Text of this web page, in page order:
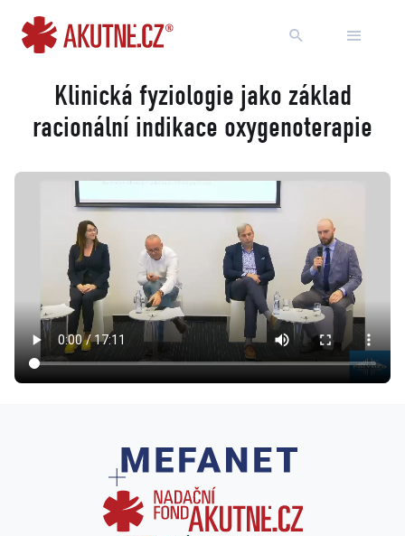
Klinická fyziologie jako základ
racionální indikace oxygenoterapie